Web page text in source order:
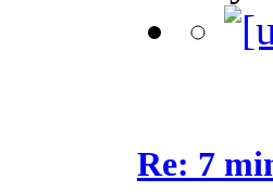
Re: 7